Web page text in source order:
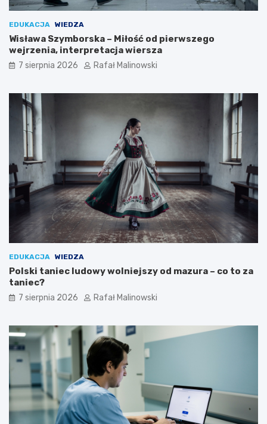
EDUKACJA WIEDZA
Wisława Szymborska – Miłość od pierwszego
wejrzenia, interpretacja wiersza
7 sierpnia 2026 Rafał Malinowski
EDUKACJA WIEDZA
Polski taniec ludowy wolniejszy od mazura – co to za
taniec?
7 sierpnia 2026 Rafał Malinowski